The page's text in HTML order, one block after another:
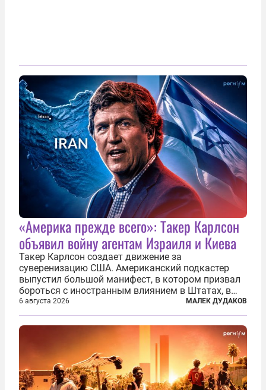
«Америка прежде всего»: Такер Карлсон
объявил войну агентам Израиля и Киева
Такер Карлсон создает движение за
суверенизацию США. Американский подкастер
выпустил большой манифест, в котором призвал
бороться с иностранным влиянием в Штатах, в
первую очередь имея в виду Израиль. А также
прекратить заморские войны, выплатить
репарации Ирану, остановить прием мигрантов...
6 августа 2026 МАЛЕК ДУДАКОВ